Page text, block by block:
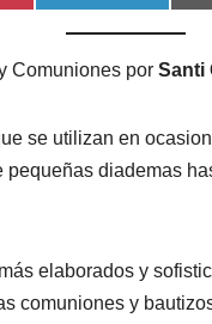
Comuniones por Santi
se utilizan en
diademas
elaborados y
comuniones y